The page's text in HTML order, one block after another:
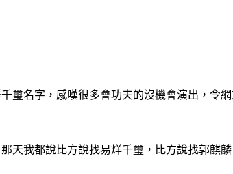
璽名字，感嘆很多會功夫的沒機會演出，令
天我都說比方說找易烊千璽，比方說找郭麒